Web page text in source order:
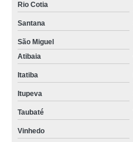
Rio Cotia
Santana
São Miguel
Atibaia
Itatiba
Itupeva
Taubaté
Vinhedo